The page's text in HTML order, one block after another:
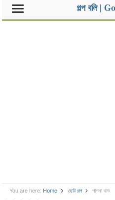
গল্প বলি |
You are here: Home ছোট গল্প পাগলা দাশু